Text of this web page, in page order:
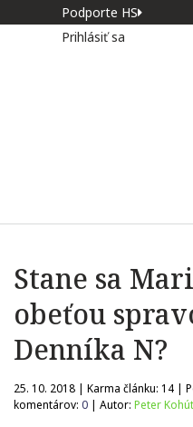
Podporte HS
Prihlásiť sa
Stane sa
obeťou
Denníka N?
25. 10. 2018 | Karma článku: 14 |
komentárov: 0 | Autor: Peter Kohút